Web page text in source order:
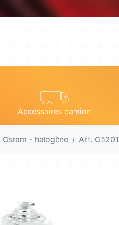
Accessoires camion
Osram - halogène Art. O5201